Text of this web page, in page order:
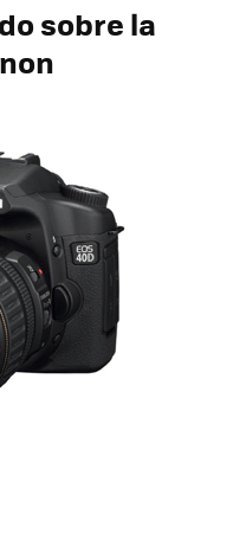
sobre la